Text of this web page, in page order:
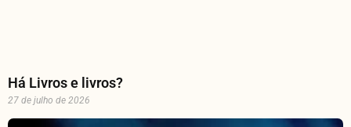
Há Livros e livros?
27 de julho de 2026